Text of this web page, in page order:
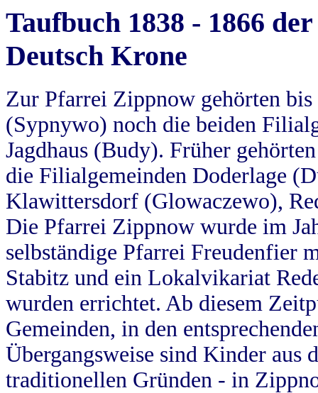
Taufbuch 1838 - 1866
Deutsch Krone
Zur Pfarrei Zippnow gehörten
(Sypnywo) noch die beiden
Jagdhaus (Budy). Früher
die Filialgemeinden Doderlage
Klawittersdorf (Glowaczewo),
Die Pfarrei Zippnow wurde im
selbständige Pfarrei Freudenfier
Stabitz und ein Lokalvikariat
wurden errichtet. Ab diesem
Gemeinden, in den
Übergangsweise sind Kinder aus
traditionellen Gründen - in